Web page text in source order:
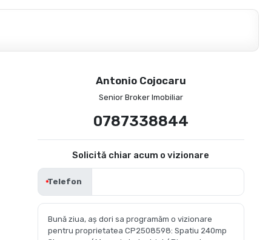
Antonio Cojocaru
Senior Broker Imobiliar
0787338844
Solicită chiar acum o vizionare
Telefon